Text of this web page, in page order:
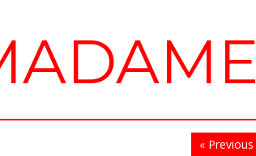
« Previous